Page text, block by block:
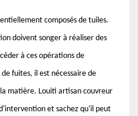
composés de tuiles.
doivent songer à réaliser des
à ces opérations de
fuites, il est nécessaire de
matière. Louiti artisan couvreur
et sachez qu'il peut